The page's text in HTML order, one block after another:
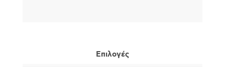
Επιλογές